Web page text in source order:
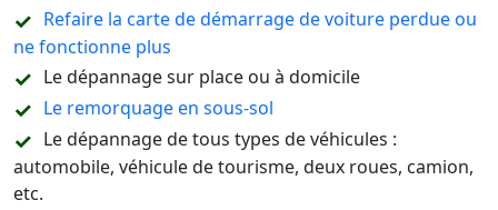
Refaire la carte de démarrage de voiture perdue ou
ne fonctionne plus
Le dépannage sur place ou à domicile
Le remorquage en sous-sol
Le dépannage de tous types de véhicules :
automobile, véhicule de tourisme, deux roues, camion,
etc.